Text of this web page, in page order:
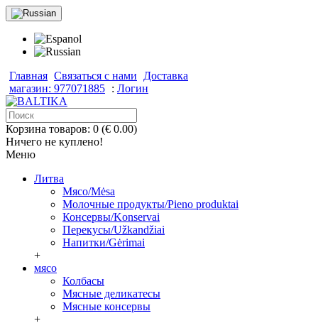
Главная Связаться с нами
Доставка
магазин: 977071885 : Логин
Корзина товаров: 0 (€ 0.00)
Ничего не куплено!
Меню
Литва
Мясо/Mėsa
Молочные продукты/Pieno produktai
Консервы/Konservai
Перекусы/Užkandžiai
Напитки/Gėrimai
+
мясо
Колбасы
Мясные деликатесы
Мясные консервы
+